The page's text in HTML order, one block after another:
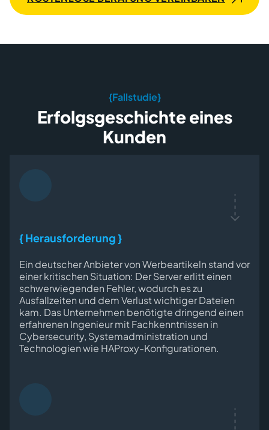
{Fallstudie}
Erfolgsgeschichte eines
Kunden
{ Herausforderung }
Ein deutscher Anbieter von Werbeartikeln stand vor
einer kritischen Situation: Der Server erlitt einen
schwerwiegenden Fehler, wodurch es zu
Ausfallzeiten und dem Verlust wichtiger Dateien
kam. Das Unternehmen benötigte dringend einen
erfahrenen Ingenieur mit Fachkenntnissen in
Cybersecurity, Systemadministration und
Technologien wie HAProxy-Konfigurationen.